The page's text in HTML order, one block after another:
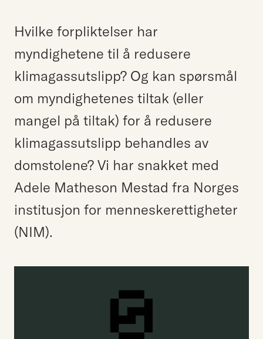
Hjort Bridge
Søk etter:
Hvilke forpliktelser har
myndighetene til å redusere
klimagassutslipp? Og kan spørsmål
om myndighetenes tiltak (eller
mangel på tiltak) for å redusere
klimagassutslipp behandles av
domstolene? Vi har snakket med
Adele Matheson Mestad fra Norges
institusjon for menneskerettigheter
(NIM).